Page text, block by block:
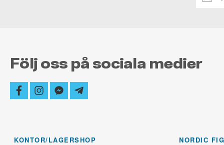
dig
Följ oss på sociala medier
facebookinstagram
facebook-
messenger
telegram-
plane
KONTOR/LAGERSHOP NORDIC